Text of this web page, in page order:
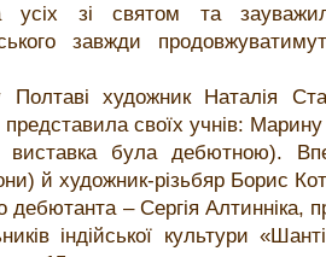
усіх зі святом та
завжди
Полтаві художник Наталія
представила своїх учнів:
була дебютною).
й художник-різьбяр Борис
дебютанта – Сергія Алтинніка,
індійської культури